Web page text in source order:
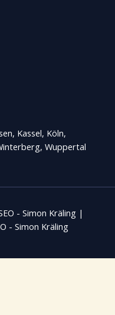
Kassel, Köln,
Wuppertal
- Simon Kräling |
- Simon Kräling